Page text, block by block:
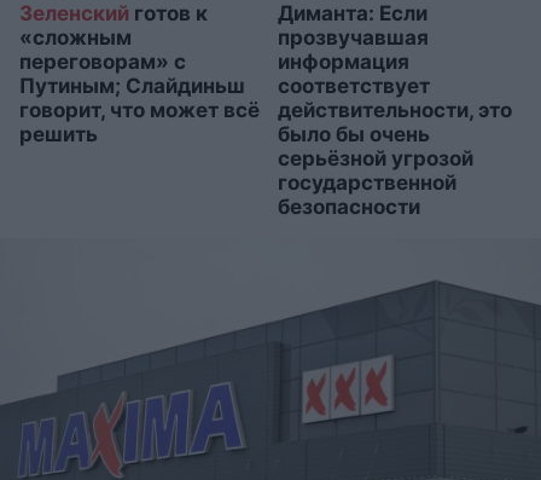
Зеленский готов к
«сложным
переговорам» с
Путиным; Слайдиньш
говорит, что может всё
решить
Диманта: Если
прозвучавшая
информация
соответствует
действительности, это
было бы очень
серьёзной угрозой
государственной
безопасности